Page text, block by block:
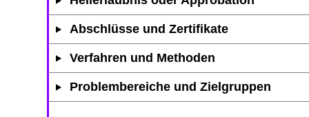
Abschlüsse und Zertifikate
Verfahren und Methoden
Problembereiche und Zielgruppen